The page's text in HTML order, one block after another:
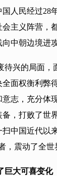
人民经过
主义阵营
中朝边境进
兴的局面
面权衡利弊
志，充分
，打败了
中国近代
，震动了全
巨大可喜变化